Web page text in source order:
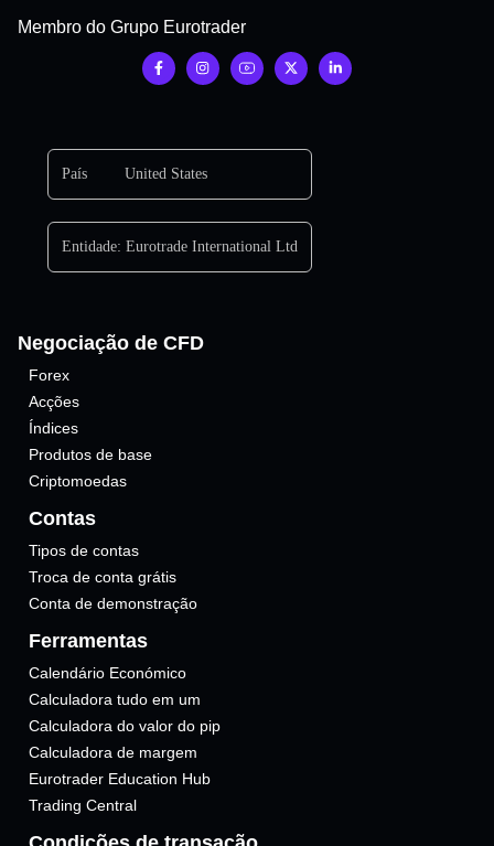
Membro do Grupo Eurotrader
País United States
Entidade: Eurotrade International Ltd
Negociação de CFD
Forex
Acções
Índices
Produtos de base
Criptomoedas
Contas
Tipos de contas
Troca de conta grátis
Conta de demonstração
Ferramentas
Calendário Económico
Calculadora tudo em um
Calculadora do valor do pip
Calculadora de margem
Eurotrader Education Hub
Trading Central